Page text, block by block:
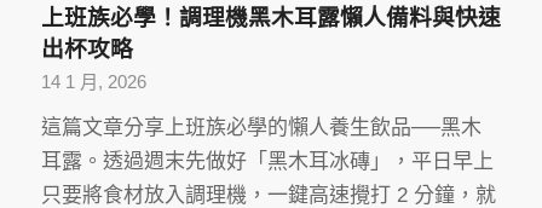
上班族必學！調理機黑木耳露懶人備料與快速
出杯攻略
14 1 月, 2026
這篇文章分享上班族必學的懶人養生飲品──黑木
耳露。透過週末先做好「黑木耳冰磚」，平日早上
只要將食材放入調理機，一鍵高速攪打 2 分鐘，就